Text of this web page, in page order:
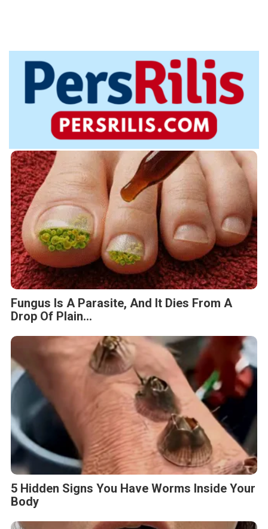
Fungus Is A Parasite, And It Dies From A
Drop Of Plain...
5 Hidden Signs You Have Worms Inside Your
Body